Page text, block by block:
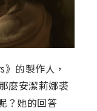
的製作人，
麼安潔莉娜裘
？她的回答